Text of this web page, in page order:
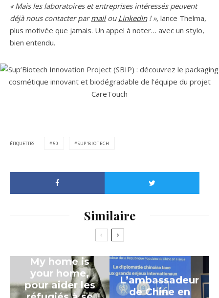
« Mais les laboratoires et entreprises intéressés peuvent
déjà nous contacter parmailou LinkedIn! », lance Thelma,
plus motivée que jamais. Un appel à noter… avec un stylo,
bien entendu.
ÉTIQUETTES 50 SUP'BIOTECH
Similaire
My home is
your home,
pour aider les
L’ambassadeur
de Chine en